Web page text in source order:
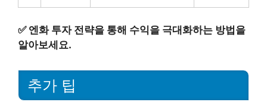
✅ 엔화 투자 전략을 통해 수익을 극대화하는 방법을
알아보세요.
추가 팁